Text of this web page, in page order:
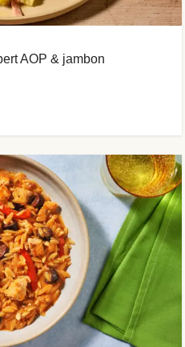
AOP & jambon